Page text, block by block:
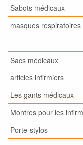
Sabots médicaux
masques respiratoires
-
Sacs médicaux
articles infirmiers
Les gants médicaux
Montres pour les
Porte-stylos